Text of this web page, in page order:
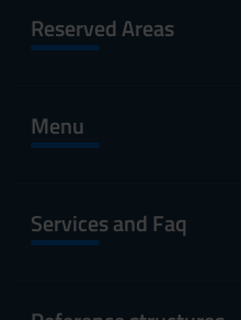
Reserved Areas
Menu
Services and Faq